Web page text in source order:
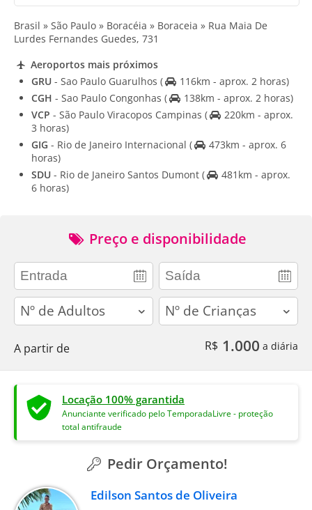
Brasil » São Paulo » Boracéia » Boraceia » Rua Maia De
Lurdes Fernandes Guedes, 731
Aeroportos mais próximos
GRU - Sao Paulo Guarulhos (
116km - aprox. 2 horas)
CGH - Sao Paulo Congonhas (
138km - aprox. 2 horas)
VCP - São Paulo Viracopos Campinas (
220km - aprox.
3 horas)
GIG - Rio de Janeiro Internacional (
473km - aprox. 6
horas)
SDU - Rio de Janeiro Santos Dumont (
481km - aprox.
6 horas)
Preço e disponibilidade
adults children
A partir de R$ 1.000 a diária
Locação 100% garantida
Anunciante verificado pelo TemporadaLivre - proteção
total antifraude
Pedir Orçamento!
Edilson Santos de Oliveira